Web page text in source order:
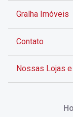
Gralha Imóveis
Contato
Nossas Lojas